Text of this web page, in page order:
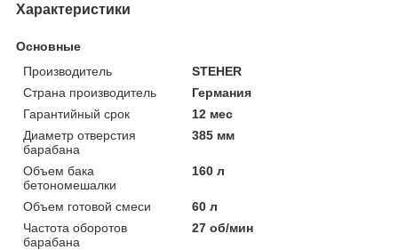
Характеристики
Основные
Производитель
STEHER
Страна производитель
Германия
Гарантийный срок
12 мес
Диаметр отверстия
барабана
385 мм
Объем бака
бетономешалки
160 л
Объем готовой смеси
60 л
Частота оборотов
барабана
27 об/мин